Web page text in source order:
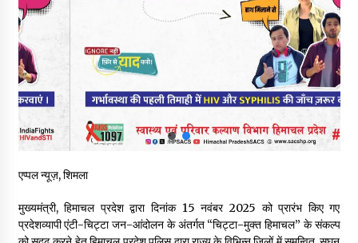
चंबा में बड़ा बस सड़क हादसा, 3 की मौत कई गंभीर घायल, बैरागढ़ से चंबा आ
08/08/2026
चौपाल विधायक पर BDC सदस्य राजेश रढाइक का तीखा हमला, मांगा
इस्तीफा
08/08/2026
वन विभाग के एक हजार खिलाड़ी रामपुर में दिखाएंगे जौहर, 11 से 13 सितंबर
एप्पल न्यूज़, शिमला
मुख्यमंत्री, हिमाचल प्रदेश द्वारा दिनांक 15 नवंबर 2025 को प्रारंभ किए गए
प्रदेशव्यापी एंटी-चिट्टा जन-आंदोलन के अंतर्गत “चिट्टा-मुक्त हिमाचल” के संकल्प